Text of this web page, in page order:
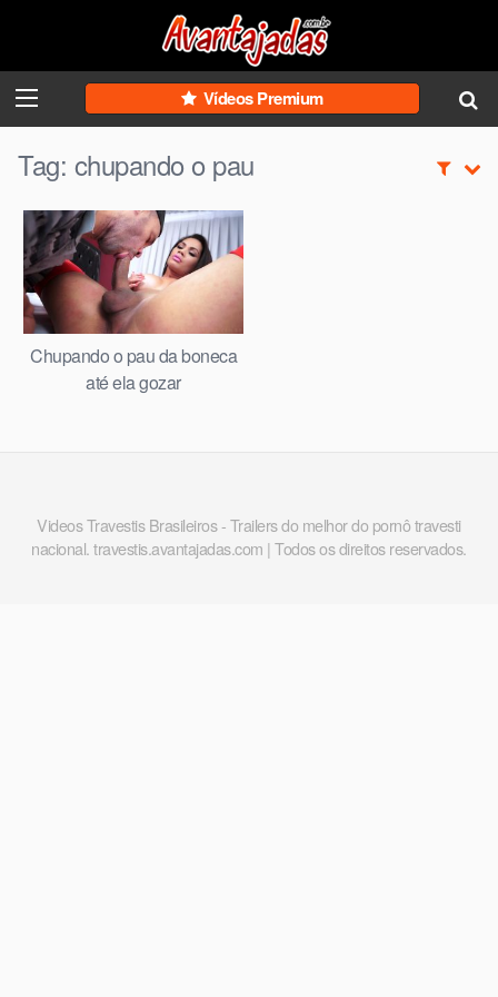
content
Vídeos Premium
Tag: chupando o pau
Chupando o pau da boneca
até ela gozar
Videos Travestis Brasileiros - Trailers do melhor do pornô travesti
nacional. travestis.avantajadas.com | Todos os direitos reservados.